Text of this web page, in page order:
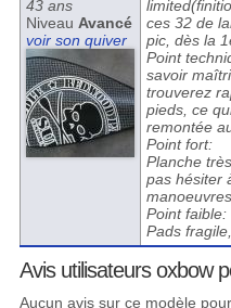
43 ans
Niveau Avancé
voir son quiver
ces 32 de
pic, dès la
Point
savoir
trouverez
pieds, ce
remontée
Point fort:
Planche
pas hésiter
manoeuvres.
Point faible:
Pads
Avis utilisateurs oxbow
Aucun avis sur ce modèle